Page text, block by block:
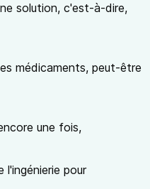
solution, c'est-à-dire,
médicaments, peut-être
une fois,
pour